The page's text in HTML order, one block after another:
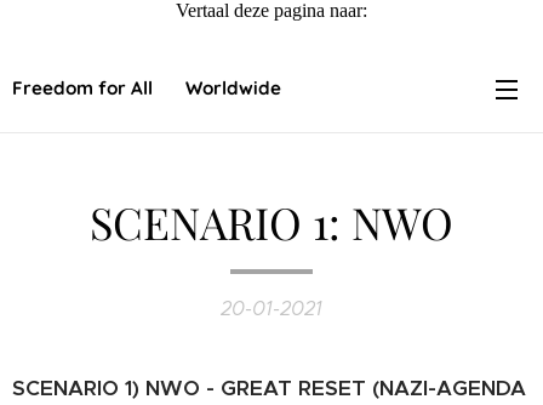
Vertaal deze pagina naar:
Freedom for All ❤️ Worldwide
SCENARIO 1: NWO
20-01-2021
SCENARIO 1) NWO - GREAT RESET (NAZI-AGENDA